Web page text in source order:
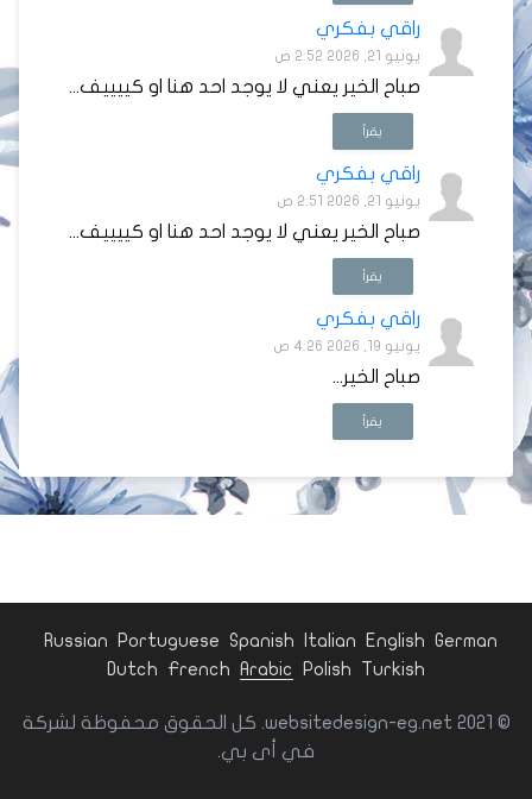
راقي بفكري
يونيو 21, 2026 2:52 ص
صباح الخير يعني لا يوجد احد هنا او كييييف...
يقرأ
راقي بفكري
يونيو 21, 2026 2:51 ص
صباح الخير يعني لا يوجد احد هنا او كييييف...
يقرأ
راقي بفكري
يونيو 19, 2026 4:26 ص
صباح الخير...
يقرأ
German
English
Italian
Spanish
Portuguese
Russian
Turkish
Polish
Arabic
French
Dutch
© websitedesign-eg.net 2021. كل الحقوق محفوظة لشركة
في أى بي.